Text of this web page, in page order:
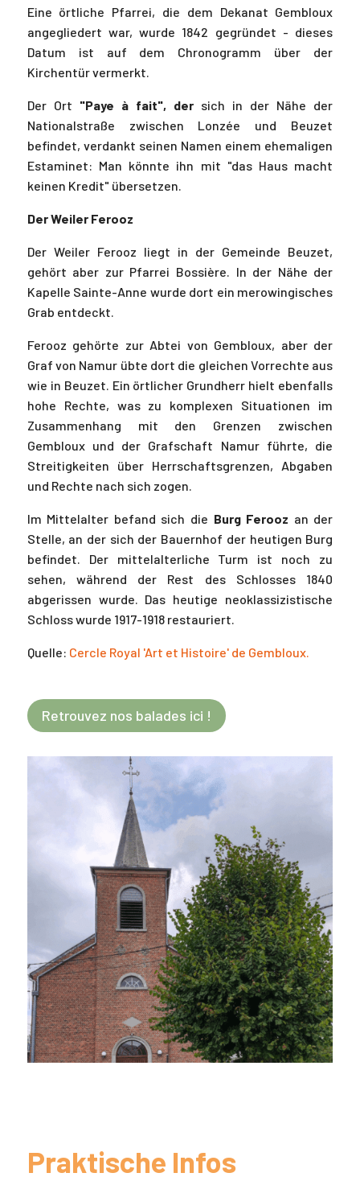
Eine örtliche Pfarrei, die dem Dekanat Gembloux
angegliedert war, wurde 1842 gegründet - dieses
Datum ist auf dem Chronogramm über der
Kirchentür vermerkt.
Der Ort "Paye à fait", der sich in der Nähe der
Nationalstraße zwischen Lonzée und Beuzet
befindet, verdankt seinen Namen einem ehemaligen
Estaminet: Man könnte ihn mit "das Haus macht
keinen Kredit" übersetzen.
Der Weiler Ferooz
Der Weiler Ferooz liegt in der Gemeinde Beuzet,
gehört aber zur Pfarrei Bossière. In der Nähe der
Kapelle Sainte-Anne wurde dort ein merowingisches
Grab entdeckt.
Ferooz gehörte zur Abtei von Gembloux, aber der
Graf von Namur übte dort die gleichen Vorrechte aus
wie in Beuzet. Ein örtlicher Grundherr hielt ebenfalls
hohe Rechte, was zu komplexen Situationen im
Zusammenhang mit den Grenzen zwischen
Gembloux und der Grafschaft Namur führte, die
Streitigkeiten über Herrschaftsgrenzen, Abgaben
und Rechte nach sich zogen.
Im Mittelalter befand sich die Burg Ferooz an der
Stelle, an der sich der Bauernhof der heutigen Burg
befindet. Der mittelalterliche Turm ist noch zu
sehen, während der Rest des Schlosses 1840
abgerissen wurde. Das heutige neoklassizistische
Schloss wurde 1917-1918 restauriert.
Quelle: Cercle Royal 'Art et Histoire' de Gembloux.
Retrouvez nos balades ici !
Praktische Infos